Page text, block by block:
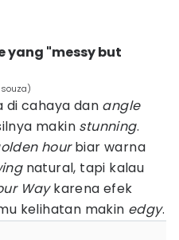
yang "messy but
di cahaya dan angle
makin stunning.
hourbiar warna
natural, tapi kalau
Waykarena efek
kelihatan makin edgy.